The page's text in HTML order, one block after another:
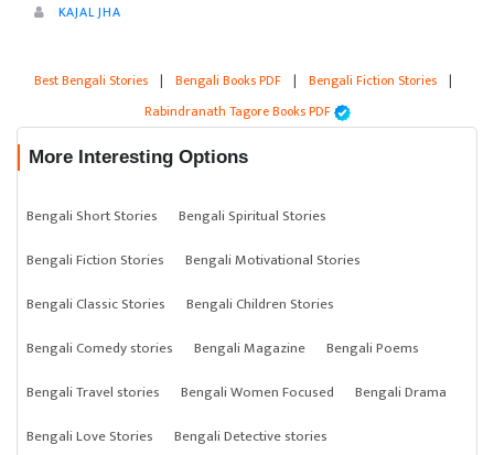
KAJAL JHA
Best Bengali Stories | Bengali Books PDF | Bengali Fiction Stories |
Rabindranath Tagore Books PDF
More Interesting Options
Bengali Short Stories
Bengali Spiritual Stories
Bengali Fiction Stories
Bengali Motivational Stories
Bengali Classic Stories
Bengali Children Stories
Bengali Comedy stories
Bengali Magazine
Bengali Poems
Bengali Travel stories
Bengali Women Focused
Bengali Drama
Bengali Love Stories
Bengali Detective stories